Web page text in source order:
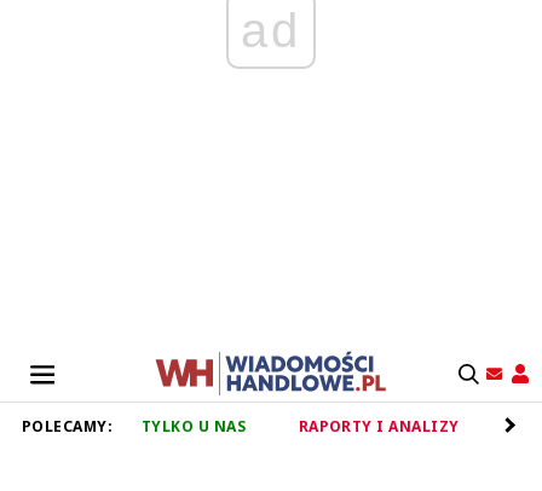
ad
POLECAMY: TYLKO U NAS RAPORTY I ANALIZY